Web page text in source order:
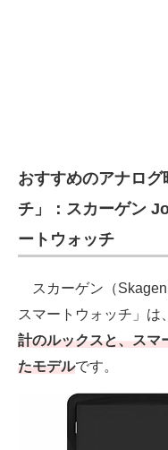
おすすめのアナロ
チ」：スカーゲン
ートウォッチ
スカーゲン（Skagen
スマートウォッチ」は、
計のルックスと、スマ
たモデルです。